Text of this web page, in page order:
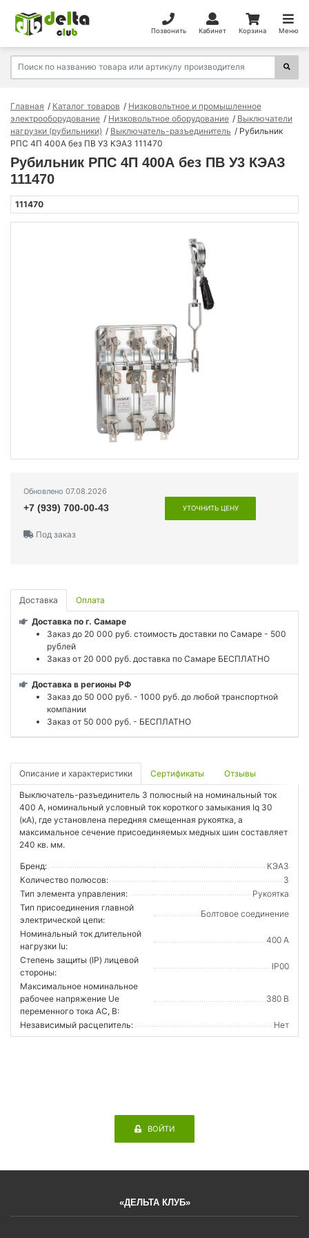
Позвонить Кабинет Корзина Меню
Главная Каталог товаров
Низковольтное и промышленное
электрооборудование
Низковольтное оборудование
Выключатели
нагрузки (рубильники)
Выключатель-разъединитель
Рубильник
РПС 4П 400А без ПВ У3 КЭАЗ 111470
Рубильник РПС 4П 400А без ПВ У3 КЭАЗ
111470
111470
Обновлено 07.08.2026
+7 (939) 700-00-43 УТОЧНИТЬ ЦЕНУ
Под заказ
Доставка Оплата
Доставка по г. Самаре
Заказ до 20 000 руб. стоимость доставки по Самаре - 500
рублей
Заказ от 20 000 руб. доставка по Самаре БЕСПЛАТНО
Доставка в регионы РФ
Заказ до 50 000 руб. - 1000 руб. до любой транспортной
компании
Заказ от 50 000 руб. - БЕСПЛАТНО
Описание и характеристики Сертификаты Отзывы
Выключатель-разъединитель 3 полюсный на номинальный ток
400 А, номинальный условный ток короткого замыкания Iq 30
(кА), где установлена передняя смещенная рукоятка, а
максимальное сечение присоединяемых медных шин составляет
240 кв. мм.
Бренд:
КЭАЗ
Количество полюсов:
3
Тип элемента управления:
Рукоятка
Тип присоединения главной
электрической цепи:
Болтовое соединение
Номинальный ток длительной
нагрузки Iu:
400 А
Степень защиты (IP) лицевой
стороны:
IP00
Максимальное номинальное
рабочее напряжение Ue
переменного тока AC, В:
380 В
Независимый расцепитель: Нет
ВОЙТИ
«ДЕЛЬТА КЛУБ»